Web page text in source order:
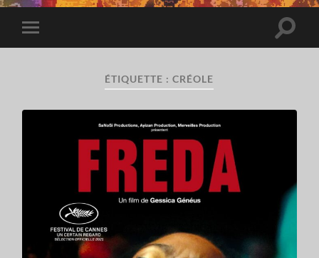
Toggle
mobile
Toggle
ÉTIQUETTE :CRÉOLE